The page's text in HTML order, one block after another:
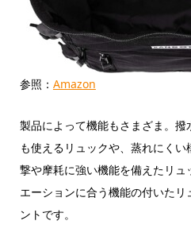
参照： Amazon
製品によって機能もさまざま。
も使えるリュックや、蒸れにく
撃や摩耗に強い機能を備えたリ
エーションに合う機能の付いた
ントです。